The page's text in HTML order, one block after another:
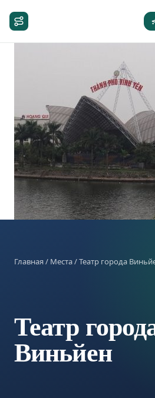
Главная/ Места/ Театр города
Театр
Виньйен